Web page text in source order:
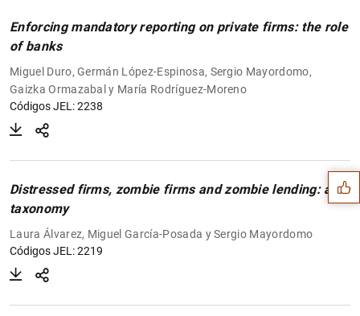
Enforcing mandatory reporting on private firms: the role
of banks
Miguel Duro, Germán López-Espinosa, Sergio Mayordomo,
Gaizka Ormazabal y María Rodríguez-Moreno
Códigos JEL: 2238
Distressed firms, zombie firms and zombie lending: a
taxonomy
Laura Álvarez, Miguel García-Posada y Sergio Mayordomo
Códigos JEL: 2219
Sugerencias